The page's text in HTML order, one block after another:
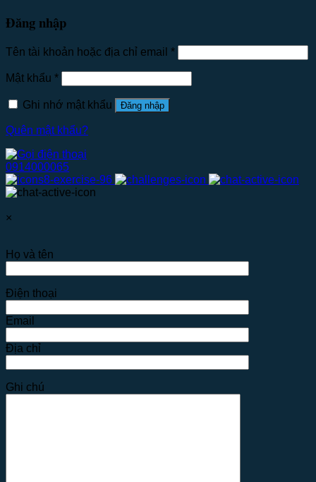
Đăng nhập
Tên tài khoản hoặc địa chỉ email *
Mật khẩu *
Ghi nhớ mật khẩu Đăng nhập
Quên mật khẩu?
0914000065
×
Họ và tên
Điện thoại
Email
Địa chỉ
Ghi chú